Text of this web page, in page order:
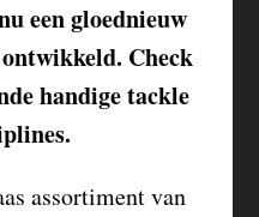
een gloednieuw
Check
handige tackle
assortiment van